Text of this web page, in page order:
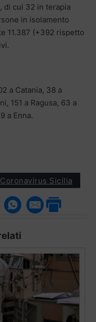
di cui 32 in terapia
in isolamento
11.387 (+392 rispetto
a Catania, 38 a
151 a Ragusa, 63 a
a Enna.
Coronavirus Sicilia